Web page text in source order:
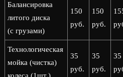
Балансировка
литого диска
(с грузами)
150
руб.
150
руб.
Технологическая
мойка (чистка)
35
руб.
35
руб.
35